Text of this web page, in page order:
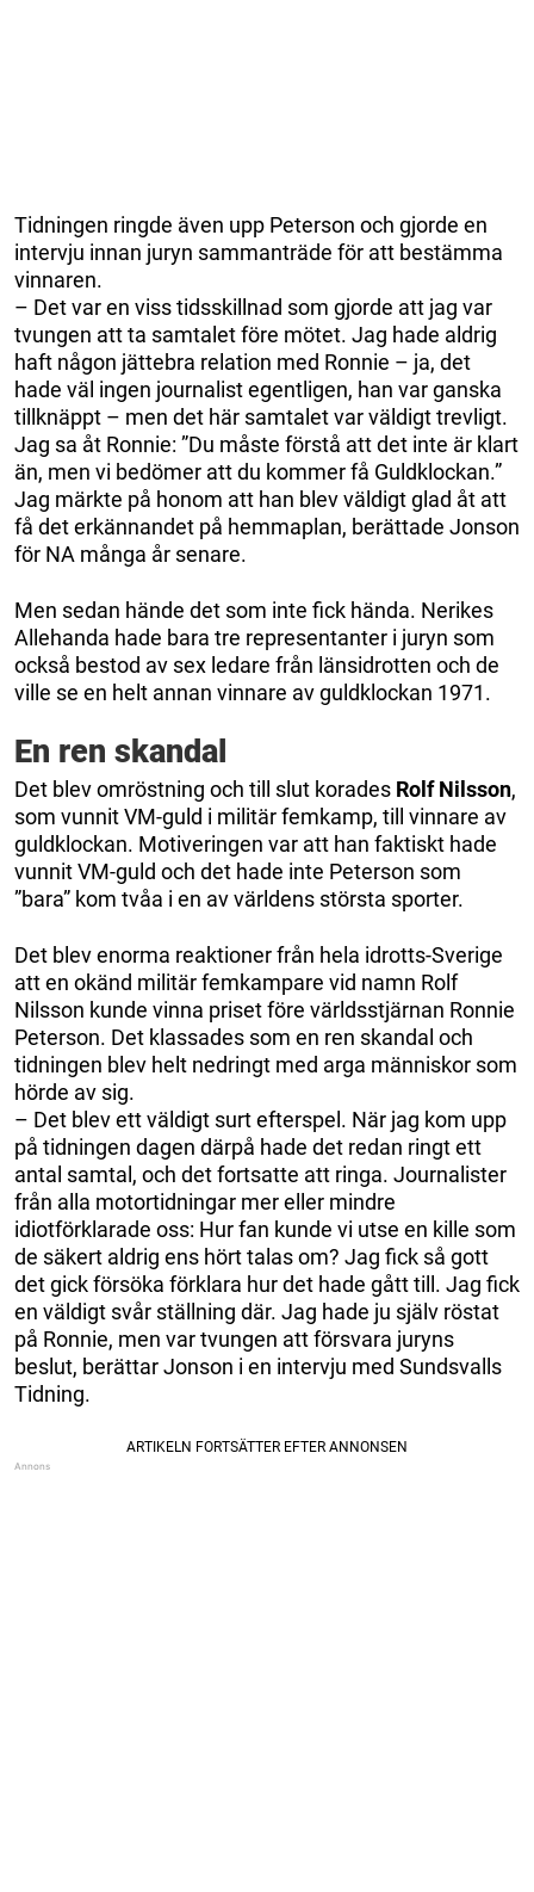
Tidningen ringde även upp Peterson och gjorde en
intervju innan juryn sammanträde för att bestämma
vinnaren.
– Det var en viss tidsskillnad som gjorde att jag var
tvungen att ta samtalet före mötet. Jag hade aldrig
haft någon jättebra relation med Ronnie – ja, det
hade väl ingen journalist egentligen, han var ganska
tillknäppt – men det här samtalet var väldigt trevligt.
Jag sa åt Ronnie: ”Du måste förstå att det inte är klart
än, men vi bedömer att du kommer få Guldklockan.”
Jag märkte på honom att han blev väldigt glad åt att
få det erkännandet på hemmaplan, berättade Jonson
för NA många år senare.
Men sedan hände det som inte fick hända. Nerikes
Allehanda hade bara tre representanter i juryn som
också bestod av sex ledare från länsidrotten och de
ville se en helt annan vinnare av guldklockan 1971.
En ren skandal
Det blev omröstning och till slut korades Rolf Nilsson,
som vunnit VM-guld i militär femkamp, till vinnare av
guldklockan. Motiveringen var att han faktiskt hade
vunnit VM-guld och det hade inte Peterson som
”bara” kom tvåa i en av världens största sporter.
Det blev enorma reaktioner från hela idrotts-Sverige
att en okänd militär femkampare vid namn Rolf
Nilsson kunde vinna priset före världsstjärnan Ronnie
Peterson. Det klassades som en ren skandal och
tidningen blev helt nedringt med arga människor som
hörde av sig.
– Det blev ett väldigt surt efterspel. När jag kom upp
på tidningen dagen därpå hade det redan ringt ett
antal samtal, och det fortsatte att ringa. Journalister
från alla motortidningar mer eller mindre
idiotförklarade oss: Hur fan kunde vi utse en kille som
de säkert aldrig ens hört talas om? Jag fick så gott
det gick försöka förklara hur det hade gått till. Jag fick
en väldigt svår ställning där. Jag hade ju själv röstat
på Ronnie, men var tvungen att försvara juryns
beslut, berättar Jonson i en intervju med Sundsvalls
Tidning.